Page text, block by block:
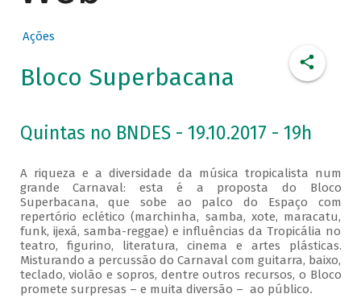
Ações
Bloco Superbacana
Quintas no BNDES - 19.10.2017 - 19h
A riqueza e a diversidade da música tropicalista num
grande Carnaval: esta é a proposta do Bloco
Superbacana, que sobe ao palco do Espaço com
repertório eclético (marchinha, samba, xote, maracatu,
funk, ijexá, samba-reggae) e influências da Tropicália no
teatro, figurino, literatura, cinema e artes plásticas.
Misturando a percussão do Carnaval com guitarra, baixo,
teclado, violão e sopros, dentre outros recursos, o Bloco
promete surpresas – e muita diversão – ao público.